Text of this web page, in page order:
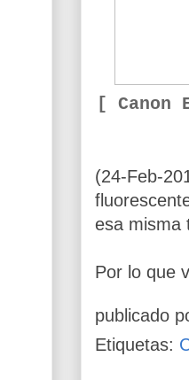
[ Canon
(24-Feb-
esa misma
Por lo que
publicado
Etiquetas: